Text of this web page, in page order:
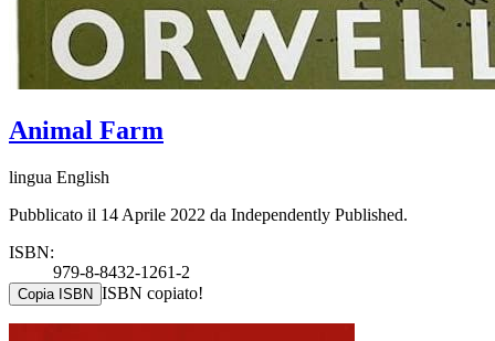
Animal Farm
lingua English
Pubblicato il 14 Aprile 2022 da Independently Published.
ISBN:
979-8-8432-1261-2
Copia ISBN ISBN copiato!